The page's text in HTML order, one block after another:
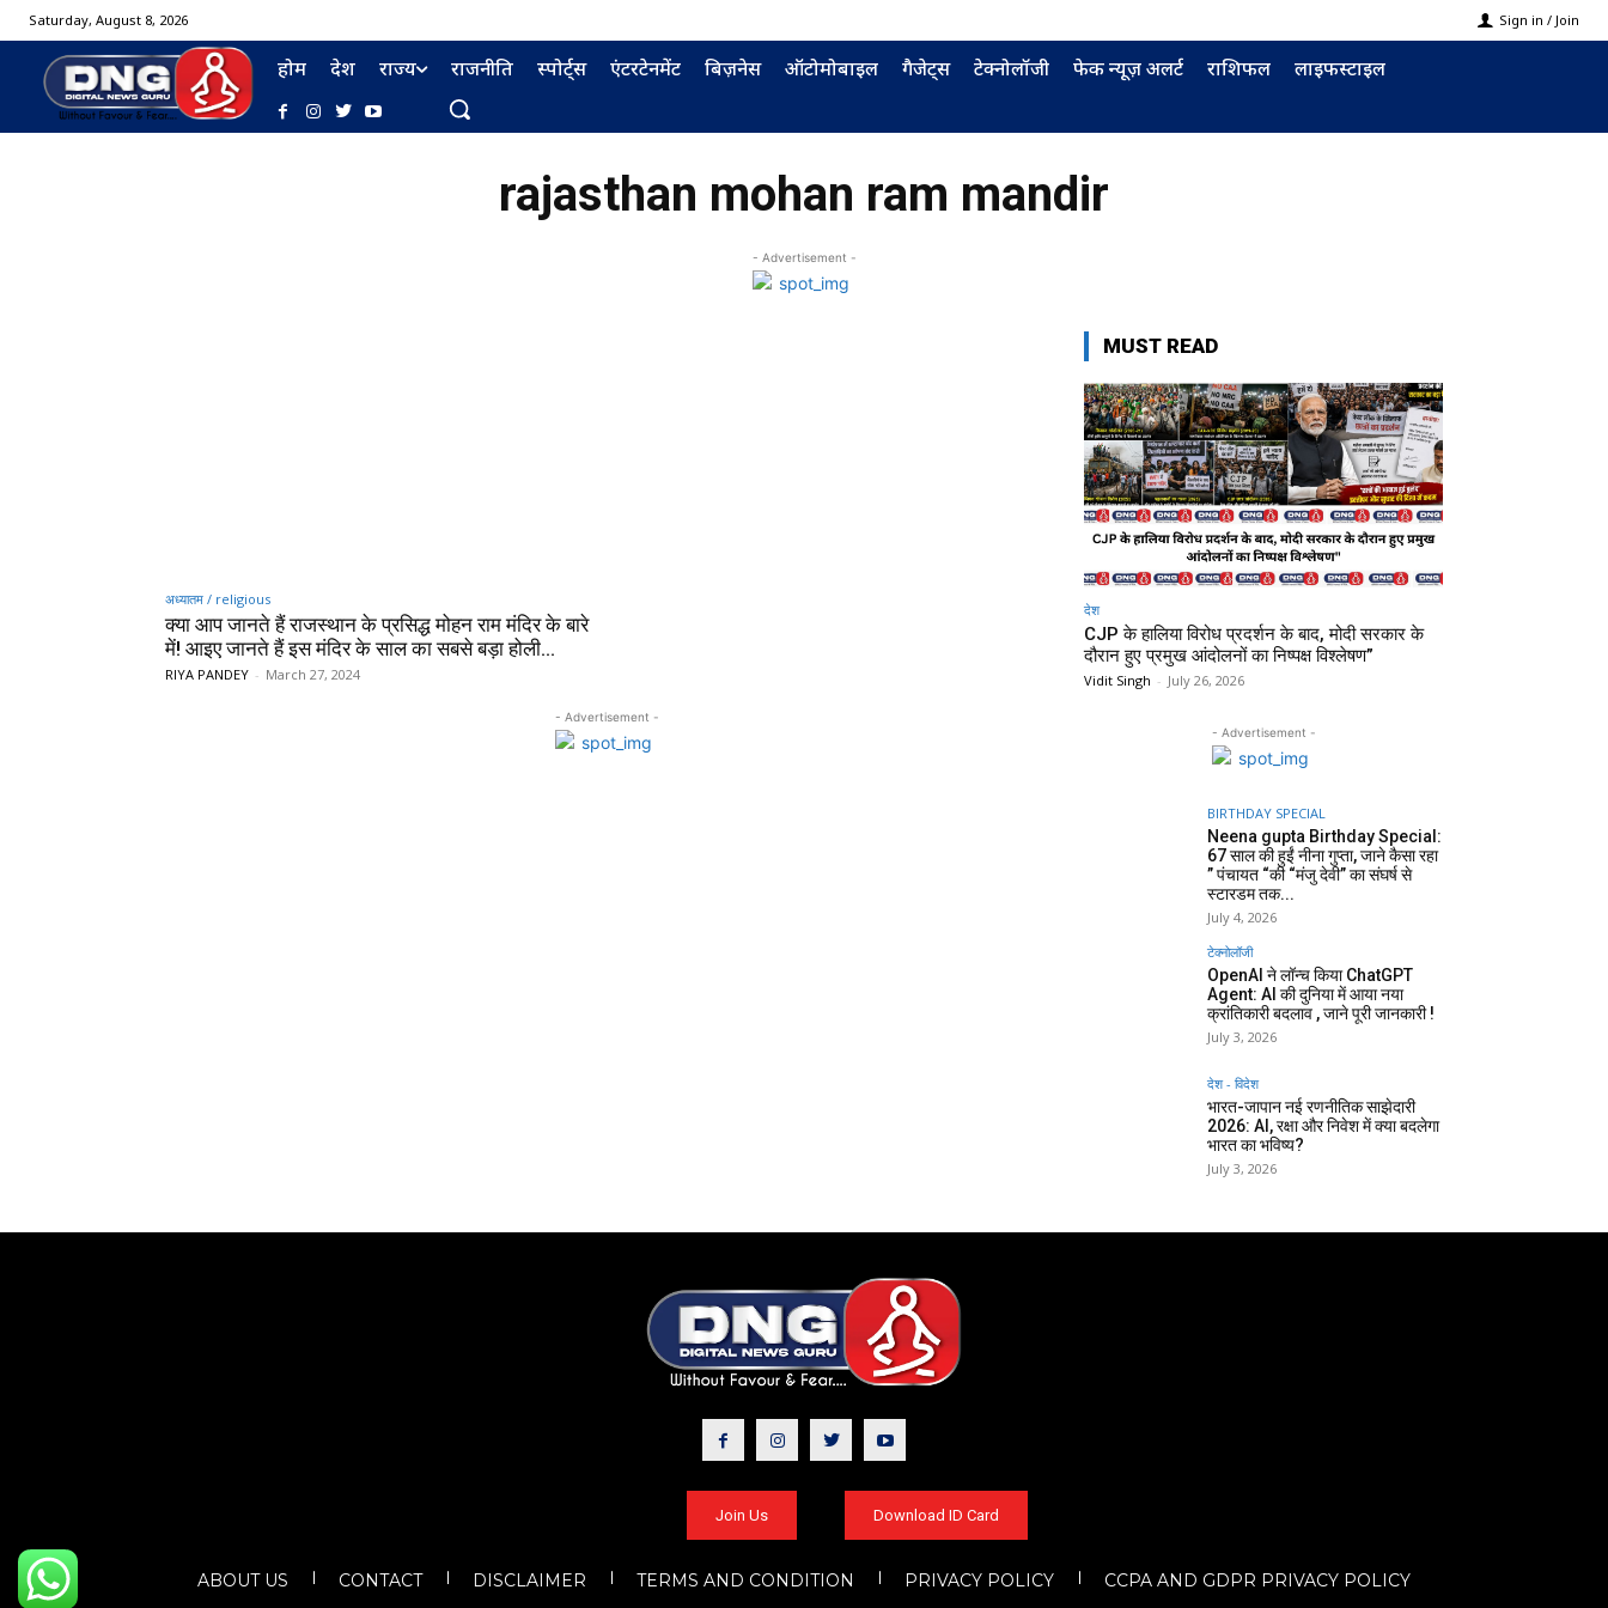
Saturday, August 8, 2026 Sign in / Join
होम देश राज्य राजनीति स्पोर्ट्स एंटरटेनमेंट बिज़नेस ऑटोमोबाइल गैजेट्स टेक्नोलॉजी फेक न्यूज़ अलर्ट राशिफल लाइफस्टाइल
rajasthan mohan ram mandir
- Advertisement -
अध्यातम / religious
क्या आप जानते हैं राजस्थान के प्रसिद्ध मोहन राम मंदिर के बारे
में! आइए जानते हैं इस मंदिर के साल का सबसे बड़ा होली...
RIYA PANDEY - March 27, 2024
- Advertisement -
MUST READ
देश
CJP के हालिया विरोध प्रदर्शन के बाद, मोदी सरकार के
दौरान हुए प्रमुख आंदोलनों का निष्पक्ष विश्लेषण”
Vidit Singh - July 26, 2026
- Advertisement -
BIRTHDAY SPECIAL
Neena gupta Birthday Special:
67 साल की हुईं नीना गुप्ता, जाने कैसा रहा
” पंचायत “की “मंजु देवी” का संघर्ष से
स्टारडम तक...
July 4, 2026
टेक्नोलॉजी
OpenAI ने लॉन्च किया ChatGPT
Agent: AI की दुनिया में आया नया
क्रांतिकारी बदलाव , जाने पूरी जानकारी !
July 3, 2026
देश - विदेश
भारत-जापान नई रणनीतिक साझेदारी
2026: AI, रक्षा और निवेश में क्या बदलेगा
भारत का भविष्य?
July 3, 2026
Join Us Download ID Card
ABOUT US CONTACT DISCLAIMER TERMS AND CONDITION PRIVACY POLICY CCPA AND GDPR PRIVACY POLICY